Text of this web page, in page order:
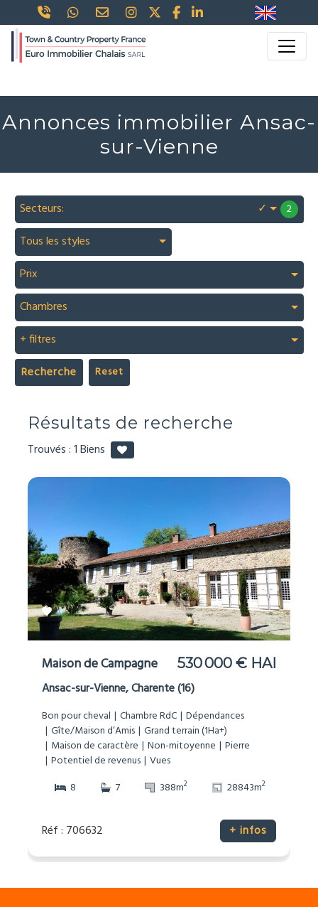
Annonces immobilier Ansac-
sur-Vienne
Secteurs: ✓ 2
Tous les styles
Prix
Chambres
+ filtres
Recherche
Résultats de recherche
Trouvés :1Biens
Maison de Campagne 530 000 € HAI
Ansac-sur-Vienne, Charente (16)
Bon pour cheval Chambre RdC Dépendances
Gîte/Maison d’Amis Grand terrain (1Ha+)
Maison de caractère
Non-mitoyenne
Pierre
Potentiel de revenus Vues
8
7 388m2 28843m2
Réf : 706632 + infos